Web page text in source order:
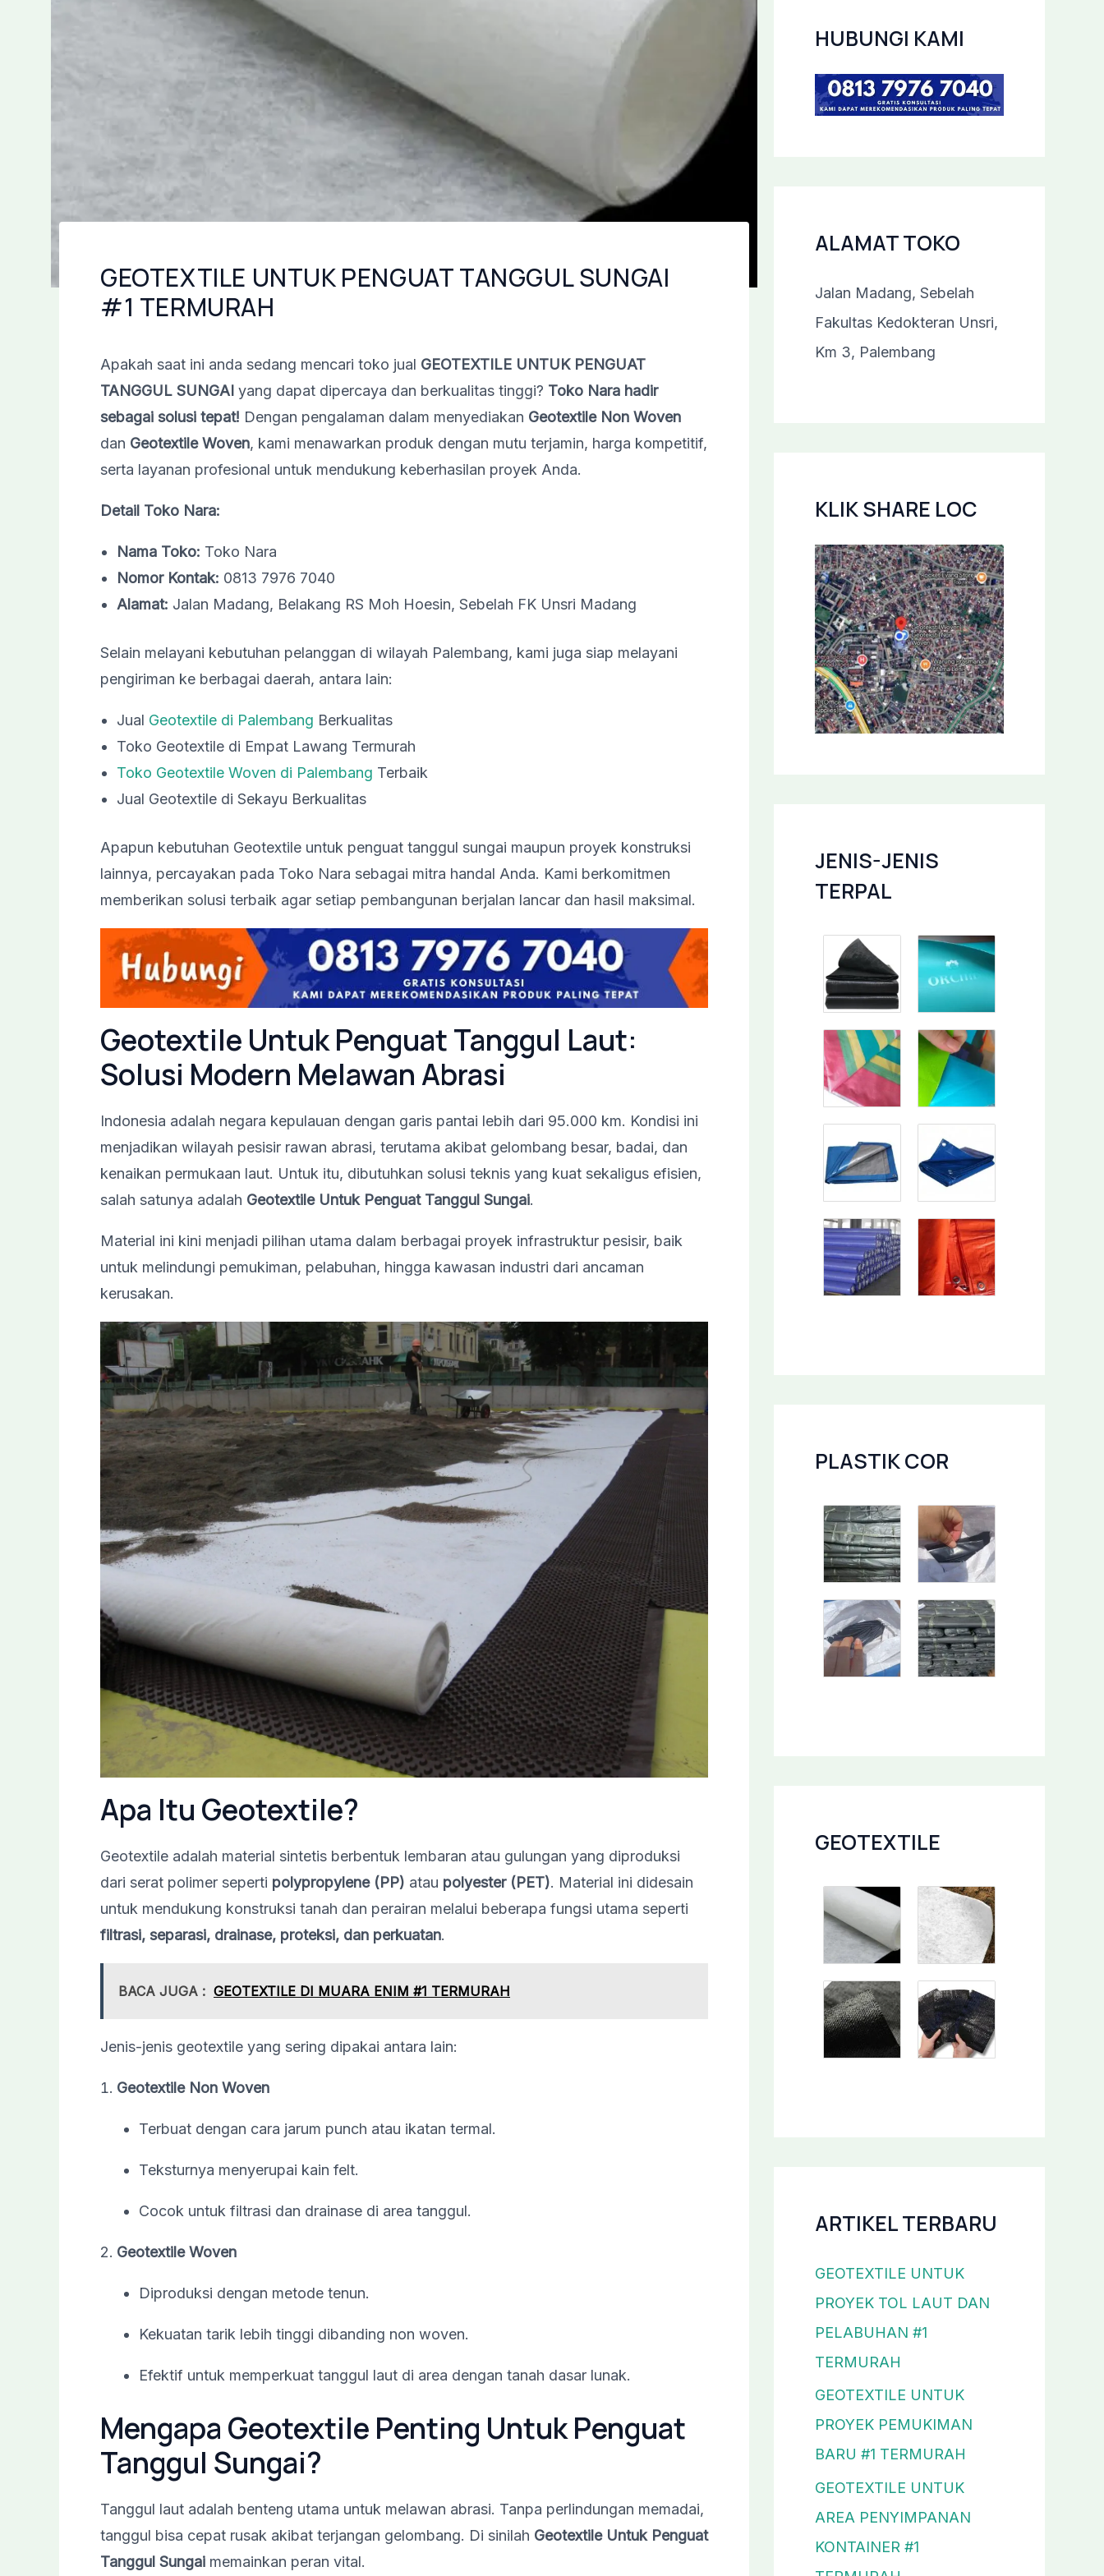
GEOTEXTILE UNTUK PENGUAT TANGGUL SUNGAI
#1 TERMURAH
Apakah saat ini anda sedang mencari toko jual GEOTEXTILE UNTUK PENGUAT
TANGGUL SUNGAI yang dapat dipercaya dan berkualitas tinggi? Toko Nara hadir
sebagai solusi tepat! Dengan pengalaman dalam menyediakan Geotextile Non Woven
dan Geotextile Woven, kami menawarkan produk dengan mutu terjamin, harga kompetitif,
serta layanan profesional untuk mendukung keberhasilan proyek Anda.
Detail Toko Nara:
Nama Toko: Toko Nara
Nomor Kontak: 0813 7976 7040
Alamat: Jalan Madang, Belakang RS Moh Hoesin, Sebelah FK Unsri Madang
Selain melayani kebutuhan pelanggan di wilayah Palembang, kami juga siap melayani
pengiriman ke berbagai daerah, antara lain:
Jual Geotextile di Palembang Berkualitas
Toko Geotextile di Empat Lawang Termurah
Toko Geotextile Woven di Palembang Terbaik
Jual Geotextile di Sekayu Berkualitas
Apapun kebutuhan Geotextile untuk penguat tanggul sungai maupun proyek konstruksi
lainnya, percayakan pada Toko Nara sebagai mitra handal Anda. Kami berkomitmen
memberikan solusi terbaik agar setiap pembangunan berjalan lancar dan hasil maksimal.
Geotextile Untuk Penguat Tanggul Laut:
Solusi Modern Melawan Abrasi
Indonesia adalah negara kepulauan dengan garis pantai lebih dari 95.000 km. Kondisi ini
menjadikan wilayah pesisir rawan abrasi, terutama akibat gelombang besar, badai, dan
kenaikan permukaan laut. Untuk itu, dibutuhkan solusi teknis yang kuat sekaligus efisien,
salah satunya adalah Geotextile Untuk Penguat Tanggul Sungai.
Material ini kini menjadi pilihan utama dalam berbagai proyek infrastruktur pesisir, baik
untuk melindungi pemukiman, pelabuhan, hingga kawasan industri dari ancaman
kerusakan.
Apa Itu Geotextile?
Geotextile adalah material sintetis berbentuk lembaran atau gulungan yang diproduksi
dari serat polimer seperti polypropylene (PP) atau polyester (PET). Material ini didesain
untuk mendukung konstruksi tanah dan perairan melalui beberapa fungsi utama seperti
filtrasi, separasi, drainase, proteksi, dan perkuatan.
BACA JUGA : GEOTEXTILE DI MUARA ENIM #1 TERMURAH
Jenis-jenis geotextile yang sering dipakai antara lain:
Geotextile Non Woven
Terbuat dengan cara jarum punch atau ikatan termal.
Teksturnya menyerupai kain felt.
Cocok untuk filtrasi dan drainase di area tanggul.
Geotextile Woven
Diproduksi dengan metode tenun.
Kekuatan tarik lebih tinggi dibanding non woven.
Efektif untuk memperkuat tanggul laut di area dengan tanah dasar lunak.
Mengapa Geotextile Penting Untuk Penguat
Tanggul Sungai?
Tanggul laut adalah benteng utama untuk melawan abrasi. Tanpa perlindungan memadai,
tanggul bisa cepat rusak akibat terjangan gelombang. Di sinilah Geotextile Untuk Penguat
Tanggul Sungai memainkan peran vital.
HUBUNGI KAMI
ALAMAT TOKO
Jalan Madang, Sebelah
Fakultas Kedokteran Unsri,
Km 3, Palembang
KLIK SHARE LOC
JENIS-JENIS
TERPAL
PLASTIK COR
GEOTEXTILE
ARTIKEL TERBARU
GEOTEXTILE UNTUK
PROYEK TOL LAUT DAN
PELABUHAN #1
TERMURAH
GEOTEXTILE UNTUK
PROYEK PEMUKIMAN
BARU #1 TERMURAH
GEOTEXTILE UNTUK
AREA PENYIMPANAN
KONTAINER #1